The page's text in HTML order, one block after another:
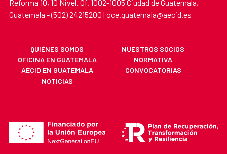
Reforma 10, 10 Nivel. Of. 1002-1005 Ciudad de Guatemala,
Guatemala - (502) 24215200 | oce.guatemala@aecid.es
QUIÉNES SOMOS
NUESTROS SOCIOS
OFICINA EN GUATEMALA
NORMATIVA
AECID EN GUATEMALA
CONVOCATORIAS
NOTICIAS